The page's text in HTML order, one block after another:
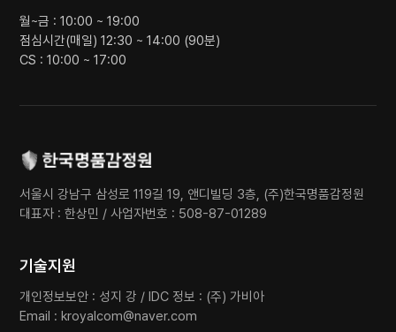
월~금 : 10:00 ~ 19:00
점심시간(매일) 12:30 ~ 14:00 (90분)
CS : 10:00 ~ 17:00
서울시 강남구 삼성로 119길 19, 앤디빌딩 3층, (주)한국명품감정원
대표자 : 한상민 / 사업자번호 : 508-87-01289
기술지원
개인정보보안 : 성지 강 / IDC 정보 : (주) 가비아
Email : kroyalcom@naver.com